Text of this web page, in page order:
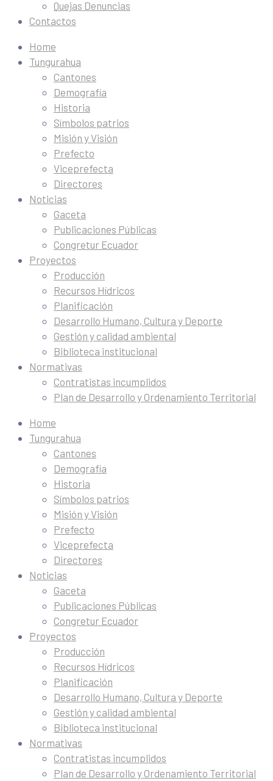
Quejas Denuncias
Contactos
Home
Tungurahua
Cantones
Demografía
Historia
Símbolos patrios
Misión y Visión
Prefecto
Viceprefecta
Directores
Noticias
Gaceta
Publicaciones Públicas
Congretur Ecuador
Proyectos
Producción
Recursos Hídricos
Planificación
Desarrollo Humano, Cultura y Deporte
Gestión y calidad ambiental
Biblioteca institucional
Normativas
Contratistas incumplidos
Plan de Desarrollo y Ordenamiento Territorial
Home
Tungurahua
Cantones
Demografía
Historia
Símbolos patrios
Misión y Visión
Prefecto
Viceprefecta
Directores
Noticias
Gaceta
Publicaciones Públicas
Congretur Ecuador
Proyectos
Producción
Recursos Hídricos
Planificación
Desarrollo Humano, Cultura y Deporte
Gestión y calidad ambiental
Biblioteca institucional
Normativas
Contratistas incumplidos
Plan de Desarrollo y Ordenamiento Territorial